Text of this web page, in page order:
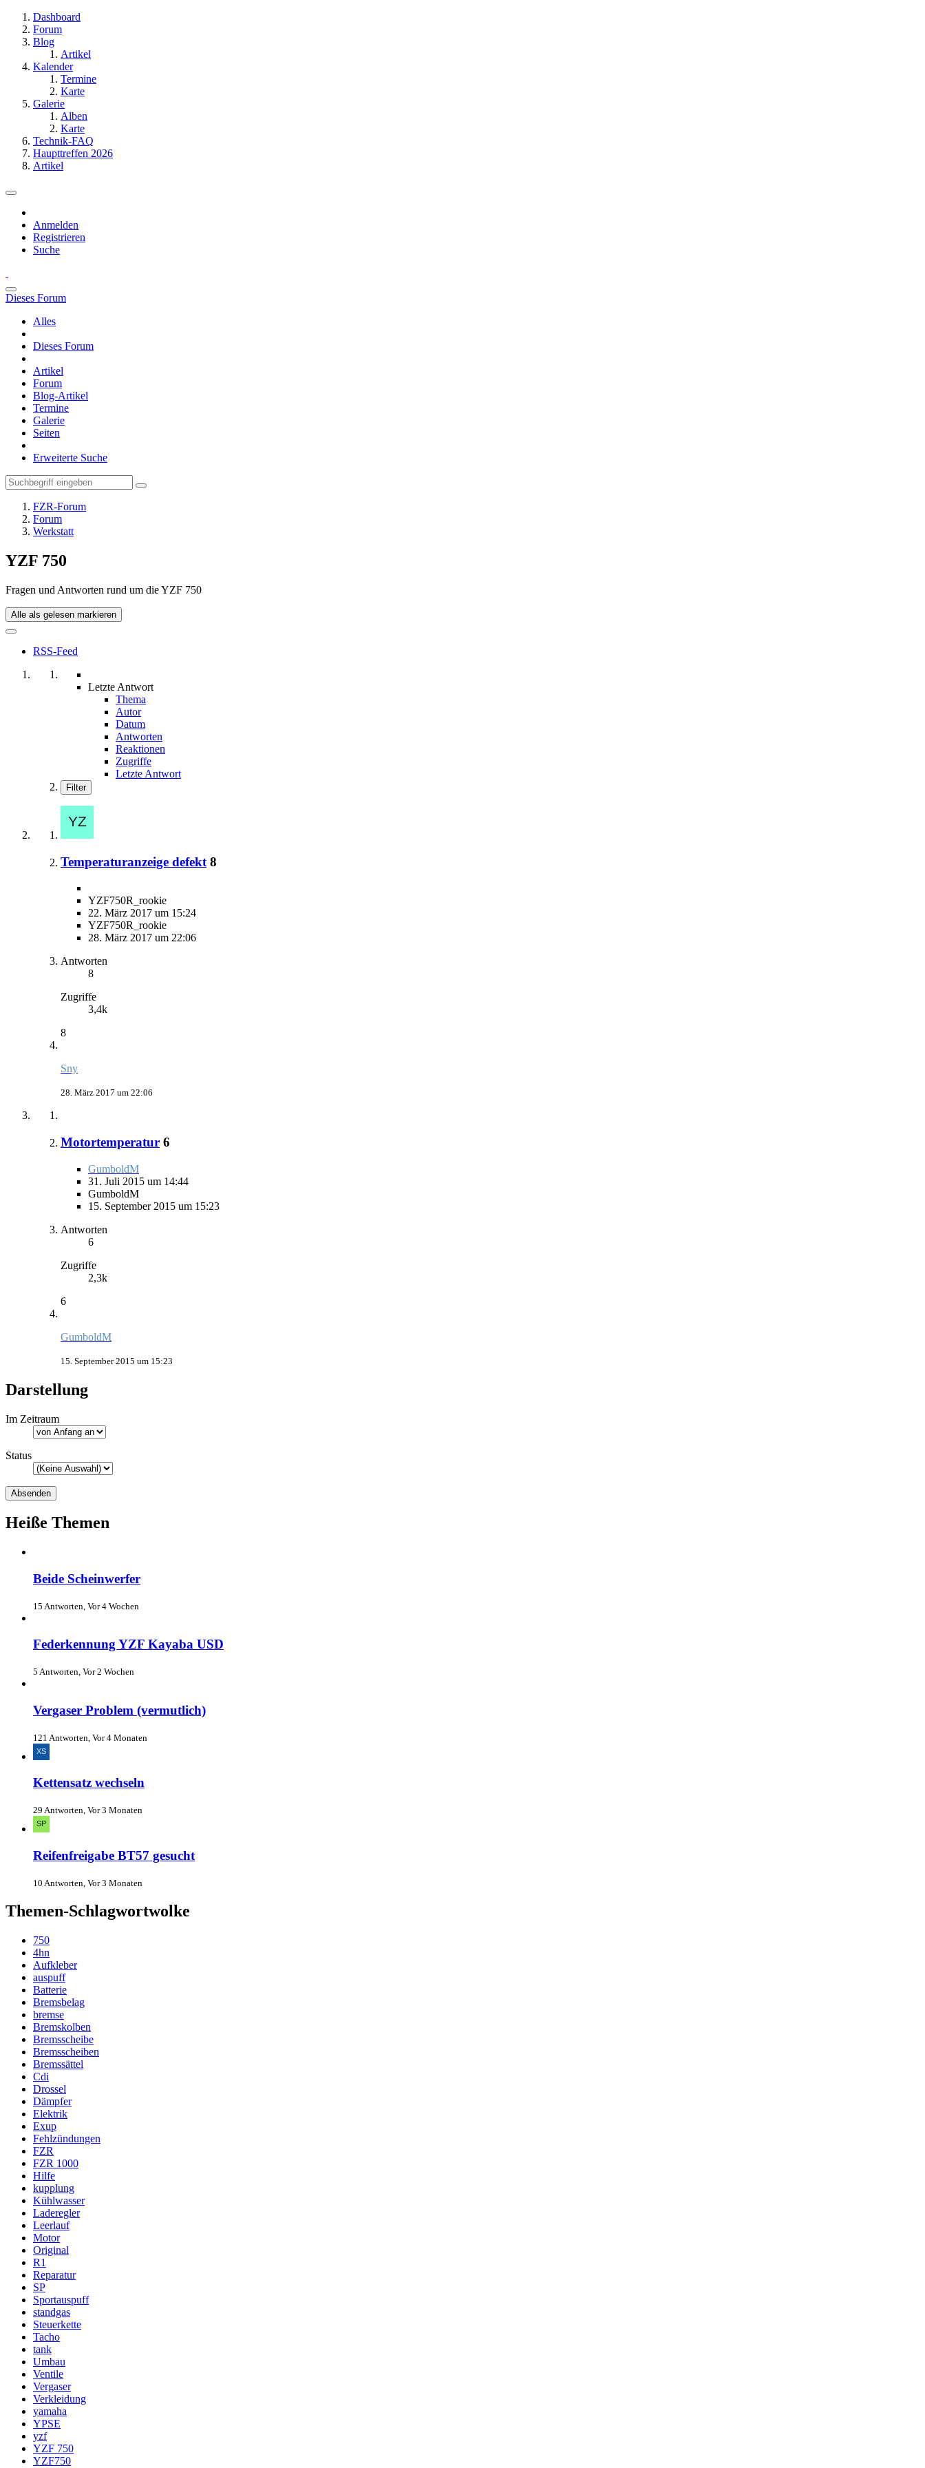
Dashboard
Forum
Blog
Artikel
Kalender
Termine
Karte
Galerie
Alben
Karte
Technik-FAQ
Haupttreffen 2026
Artikel
Anmelden
Registrieren
Suche
Dieses Forum
Alles
Dieses Forum
Artikel
Forum
Blog-Artikel
Termine
Galerie
Seiten
Erweiterte Suche
FZR-Forum
Forum
Werkstatt
YZF 750
Fragen und Antworten rund um die YZF 750
Alle als gelesen markieren
RSS-Feed
Letzte Antwort
Thema
Autor
Datum
Antworten
Reaktionen
Zugriffe
Letzte Antwort
Filter
Temperaturanzeige defekt 8
YZF750R_rookie
22. März 2017 um 15:24
YZF750R_rookie
28. März 2017 um 22:06
Antworten
8
Zugriffe
3,4k
8
Sny
28. März 2017 um 22:06
Motortemperatur 6
GumboldM
31. Juli 2015 um 14:44
GumboldM
15. September 2015 um 15:23
Antworten
6
Zugriffe
2,3k
6
GumboldM
15. September 2015 um 15:23
Darstellung
Im Zeitraum
Status
Heiße Themen
Beide Scheinwerfer
15 Antworten, Vor 4 Wochen
Federkennung YZF Kayaba USD
5 Antworten, Vor 2 Wochen
Vergaser Problem (vermutlich)
121 Antworten, Vor 4 Monaten
Kettensatz wechseln
29 Antworten, Vor 3 Monaten
Reifenfreigabe BT57 gesucht
10 Antworten, Vor 3 Monaten
Themen-Schlagwortwolke
750
4hn
Aufkleber
auspuff
Batterie
Bremsbelag
bremse
Bremskolben
Bremsscheibe
Bremsscheiben
Bremssättel
Cdi
Drossel
Dämpfer
Elektrik
Exup
Fehlzündungen
FZR
FZR 1000
Hilfe
kupplung
Kühlwasser
Laderegler
Leerlauf
Motor
Original
R1
Reparatur
SP
Sportauspuff
standgas
Steuerkette
Tacho
tank
Umbau
Ventile
Vergaser
Verkleidung
yamaha
YPSE
yzf
YZF 750
YZF750